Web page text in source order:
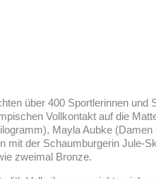
über 400 Sportlerinnen und
Vollkontakt auf die
Mayla Aubke
mit der Schaumburgerin Jule-
zweimal Bronze.